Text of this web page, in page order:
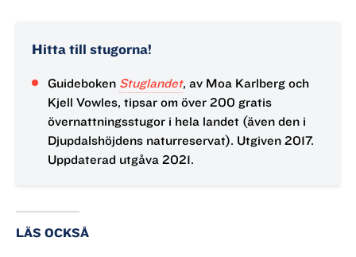
fann den.
kvadratkilometer stort och ligger drygt tio mil
norr om Örebro.
Läs mer omnaturreservatet Djupdalshöjden
Hitta till stugorna!
Guideboken Stuglandet, av Moa Karlberg och
Kjell Vowles, tipsar om över 200 gratis
övernattningsstugor i hela landet (även den i
Djupdalshöjdens naturreservat). Utgiven 2017.
Uppdaterad utgåva 2021.
LÄS OCKSÅ